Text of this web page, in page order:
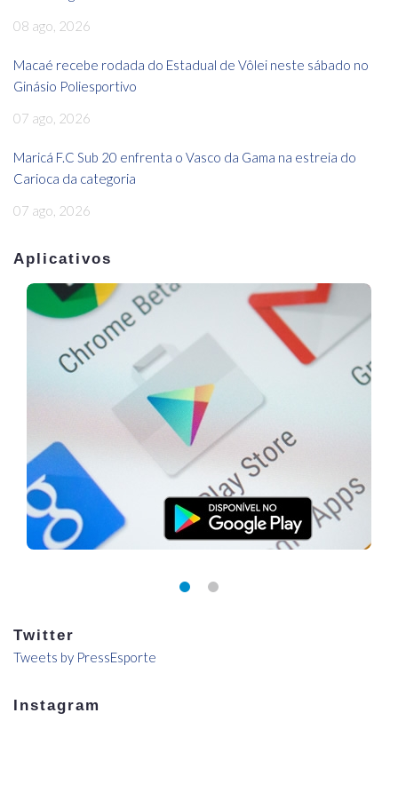
08 ago, 2026
Macaé recebe rodada do Estadual de Vôlei neste sábado no
Ginásio Poliesportivo
07 ago, 2026
Maricá F.C Sub 20 enfrenta o Vasco da Gama na estreia do
Carioca da categoria
07 ago, 2026
Aplicativos
Twitter
Tweets by PressEsporte
Instagram